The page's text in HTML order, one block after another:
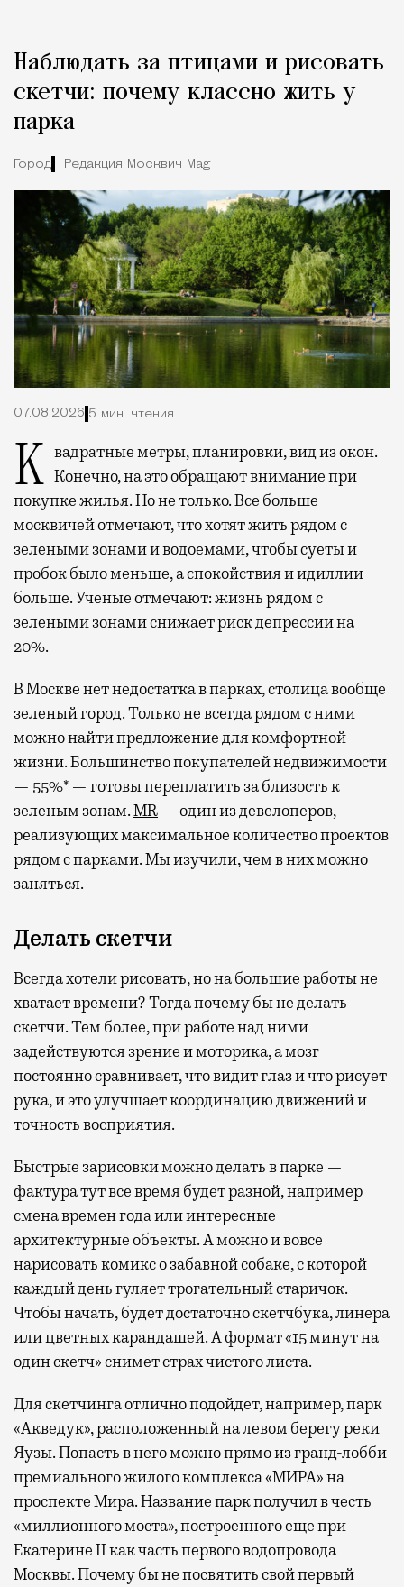
Наблюдать за птицами и рисовать
скетчи: почему классно жить у
парка
Город Редакция Москвич Mag
07.08.2026 5 мин. чтения
Квадратные метры, планировки, вид из окон. Конечно, на это обращают внимание при
покупке жилья. Но не только. Все больше
москвичей отмечают, что хотят жить рядом с
зелеными зонами и водоемами, чтобы суеты и
пробок было меньше, а спокойствия и идиллии
больше. Ученые отмечают: жизнь рядом с
зелеными зонами снижает риск депрессии на
20%.
В Москве нет недостатка в парках, столица вообще
зеленый город. Только не всегда рядом с ними
можно найти предложение для комфортной
жизни. Большинство покупателей недвижимости
— 55%* — готовы переплатить за близость к
зеленым зонам.MR — один из девелоперов,
реализующих максимальное количество проектов
рядом с парками. Мы изучили, чем в них можно
заняться.
Делать скетчи
Всегда хотели рисовать, но на большие работы не
хватает времени? Тогда почему бы не делать
скетчи. Тем более, при работе над ними
задействуются зрение и моторика, а мозг
постоянно сравнивает, что видит глаз и что рисует
рука, и это улучшает координацию движений и
точность восприятия.
Быстрые зарисовки можно делать в парке —
фактура тут все время будет разной, например
смена времен года или интересные
архитектурные объекты. А можно и вовсе
нарисовать комикс о забавной собаке, с которой
каждый день гуляет трогательный старичок.
Чтобы начать, будет достаточно скетчбука, линера
или цветных карандашей. А формат «15 минут на
один скетч» снимет страх чистого листа.
Для скетчинга отлично подойдет, например, парк
«Акведук», расположенный на левом берегу реки
Яузы. Попасть в него можно прямо из гранд-лобби
премиального жилого комплекса «МИРА» на
проспекте Мира. Название парк получил в честь
«миллионного моста», построенного еще при
Екатерине II как часть первого водопровода
Москвы. Почему бы не посвятить свой первый